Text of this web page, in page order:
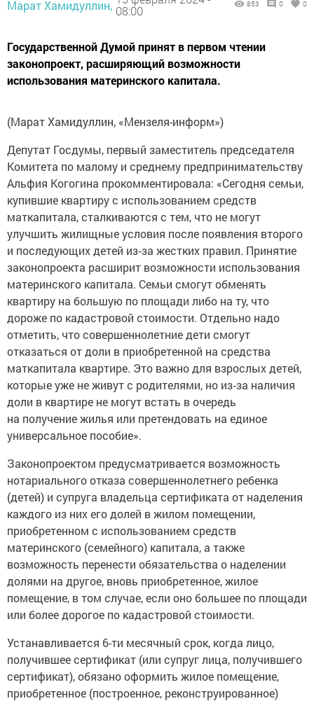
Марат Хамидуллин, 08:00
853 0 0
Государственной Думой принят в первом чтении
законопроект, расширяющий возможности
использования материнского капитала.
(Марат Хамидуллин, «Мензеля-информ»)
Депутат Госдумы, первый заместитель председателя
Комитета по малому и среднему предпринимательству
Альфия Когогина прокомментировала: «Сегодня семьи,
купившие квартиру с использованием средств
маткапитала, сталкиваются с тем, что не могут
улучшить жилищные условия после появления второго
и последующих детей из‑за жестких правил. Принятие
законопроекта расширит возможности использования
материнского капитала. Семьи смогут обменять
квартиру на большую по площади либо на ту, что
дороже по кадастровой стоимости. Отдельно надо
отметить, что совершеннолетние дети смогут
отказаться от доли в приобретенной на средства
маткапитала квартире. Это важно для взрослых детей,
которые уже не живут с родителями, но из‑за наличия
доли в квартире не могут встать в очередь
на получение жилья или претендовать на единое
универсальное пособие».
Законопроектом предусматривается возможность
нотариального отказа совершеннолетнего ребенка
(детей) и супруга владельца сертификата от наделения
каждого из них его долей в жилом помещении,
приобретенном с использованием средств
материнского (семейного) капитала, а также
возможность перенести обязательства о наделении
долями на другое, вновь приобретенное, жилое
помещение, в том случае, если оно большее по площади
или более дорогое по кадастровой стоимости.
Устанавливается 6-ти месячный срок, когда лицо,
получившее сертификат (или супруг лица, получившего
сертификат), обязано оформить жилое помещение,
приобретенное (построенное, реконструированное)